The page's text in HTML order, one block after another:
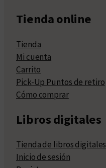
Tienda online
Tienda
Mi cuenta
Carrito
Pick-Up Puntos de retiro
Cómo comprar
Libros digitales
Tienda de libros digitales
Inicio de sesión